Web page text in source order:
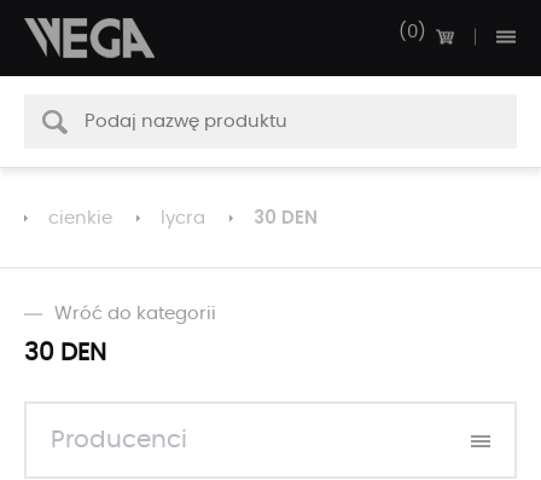
0
cienkie lycra 30 DEN
Wróć do kategorii
30 DEN
Producenci